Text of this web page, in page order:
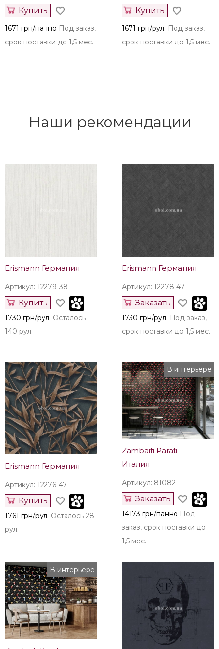
Купить
1671 грн/панно Под заказ,
срок поставки до 1,5 мес.
Купить
1671 грн/рул. Под заказ,
срок поставки до 1,5 мес.
Наши рекомендации
Erismann Германия
Артикул: 12279-38
Купить
1730 грн/рул. Осталось
140 рул.
Erismann Германия
Артикул: 12278-47
Заказать
1730 грн/рул. Под заказ,
срок поставки до 1,5 мес.
Erismann Германия
Артикул: 12276-47
Купить
1761 грн/рул. Осталось 28
рул.
В интерьере
Zambaiti Parati
Италия
Артикул: 81082
Заказать
14173 грн/панно Под
заказ, срок поставки до
1,5 мес.
В интерьере